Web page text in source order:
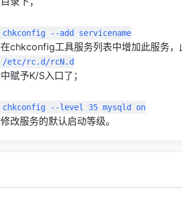
在chkconfig工具服务列表中增加此服务，
中赋予K/S入口了；
修改服务的默认启动等级。